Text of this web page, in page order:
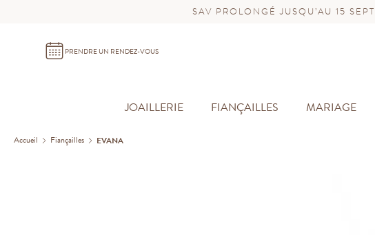
SAV PROLONGÉ JUSQU’AU 15
PRENDRE UN RENDEZ-VOUS
JOAILLERIE FIANÇAILLES MARIAGE
Accueil Fiançailles EVANA